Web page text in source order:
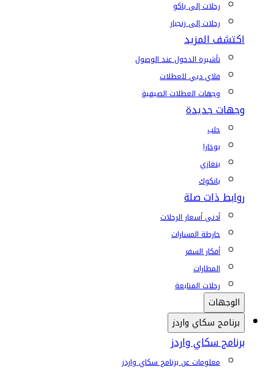
رحلات إلى باكو
رحلات إلى زنجبار
اكتشف المزيد
تأشيرة الدخول عند الوصول
فلاي دبي للعطلات
وجهات العطلات الصيفية
وجهات جديدة
حلب
بوخارا
بنغازي
بانكوك
روابط ذات صلة
أدنى أسعار الرحلات
خارطة المسارات
أفكار السفر
المطارات
رحلات المتابعة
الوجهات
برنامج سكاي واردز
برنامج سكاي واردز
معلومات عن برنامج سكاي واردز